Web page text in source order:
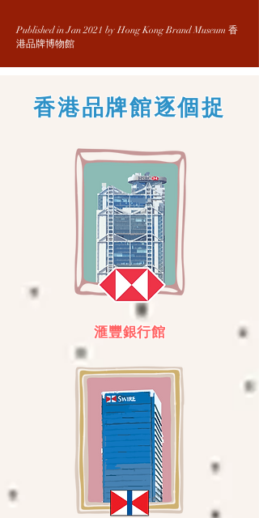
Published in Jan 2021 by Hong Kong Brand Museum 香
港品牌博物館
​香港品牌館逐個捉
滙豐銀行館